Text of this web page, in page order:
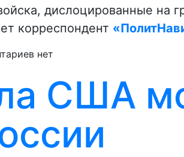
дислоцированные на
корреспондент
нет
США